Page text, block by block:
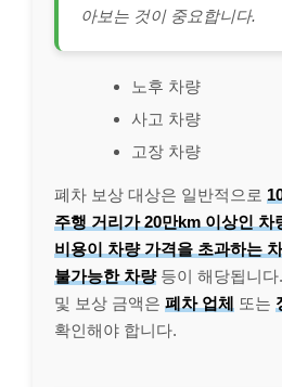
아보는 것이 중요합니다.
노후 차량
사고 차량
고장 차량
폐차 보상 대상은 일반적으로
주행 거리가 20만km 이상인 차
비용이 차량 가격을 초과하는
불가능한 차량등이 해당됩니다
및 보상 금액은 폐차 업체 또는
확인해야 합니다.